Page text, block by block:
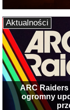
ARC
ogromny
Aktualności